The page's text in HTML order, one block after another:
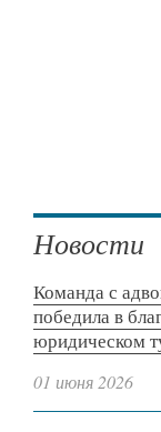
Новости
Команда с
победила в
юридическом
01 июня 2026